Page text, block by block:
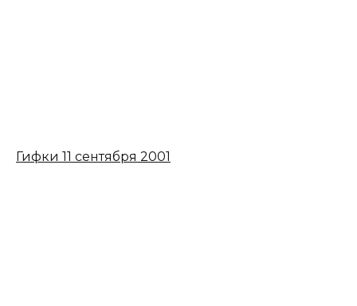
Гифки 11 сентября 2001